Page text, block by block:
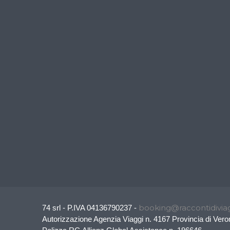
74 srl - P.IVA 04136790237 -
Autorizzazione Agenzia Viaggi n. 4167 Provincia di